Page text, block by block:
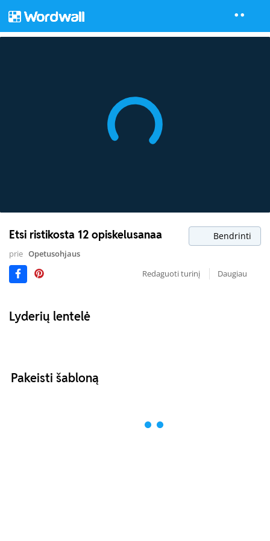
Etsi ristikosta 12 opiskelusanaa Bendrinti
prie Opetusohjaus
Redaguoti turinį
Daugiau
Lyderių lentelė
Pakeisti šabloną